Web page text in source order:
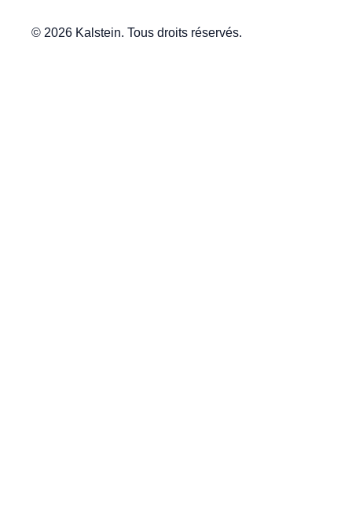
© 2026 Kalstein. Tous droits réservés.